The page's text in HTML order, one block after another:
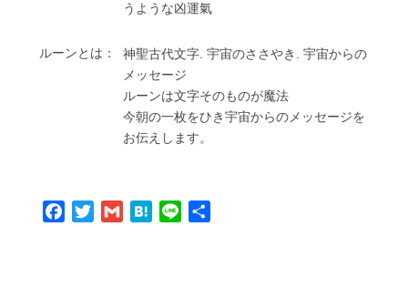
うような凶運氣
ルーンとは：
神聖古代⽂字. 宇宙のささやき. 宇宙からの
メッセージ
ルーンは⽂字そのものが魔法
今朝の⼀枚をひき宇宙からのメッセージを
お伝えします。
Facebook
TwitterGmail Hatena
Line